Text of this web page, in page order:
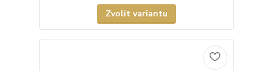
Zvolit variantu